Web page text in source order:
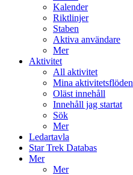
Kalender
Riktlinjer
Staben
Aktiva användare
Mer
Aktivitet
All aktivitet
Mina aktivitetsflöden
Oläst innehåll
Innehåll jag startat
Sök
Mer
Ledartavla
Star Trek Databas
Mer
Mer